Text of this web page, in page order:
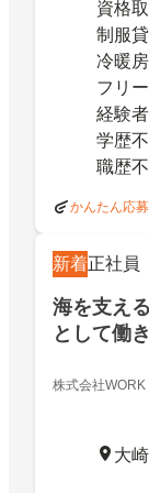
資格
制服
冷暖
フリ
経験
学歴
職歴
かんたん応募
新着正社員
海を支え
として働
株式会社WORK
大